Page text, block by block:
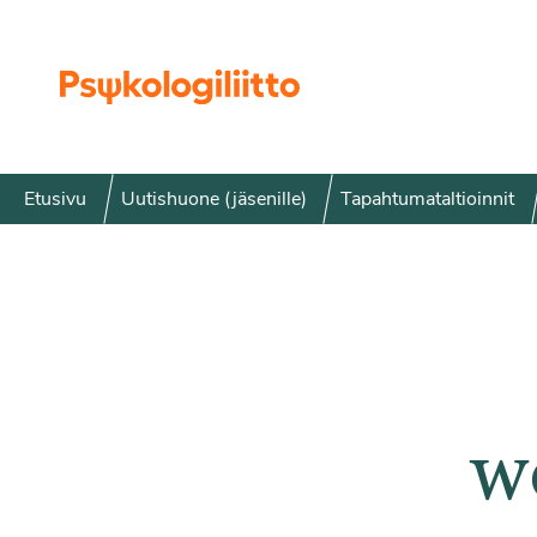
Etusivu Uutishuone (jäsenille) Tapahtumataltioinnit